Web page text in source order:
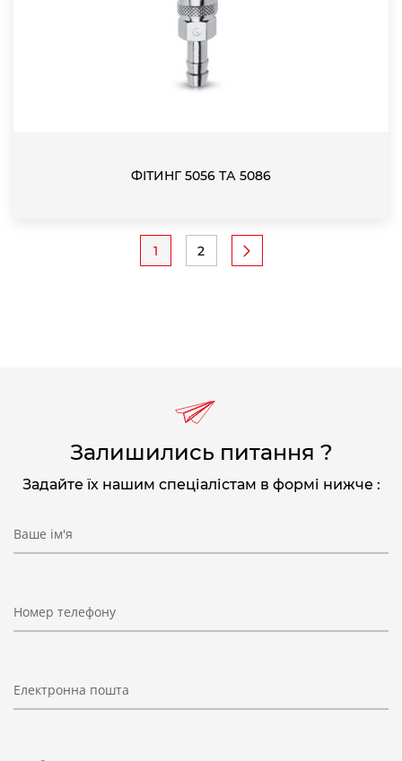
ФІТИНГ 5056 ТА 5086
Current
1 Page
2
Залишились питання ?
Задайте їх нашим спеціалістам в формі нижче :
Ваше ім'я
Номер телефону
Електронна пошта